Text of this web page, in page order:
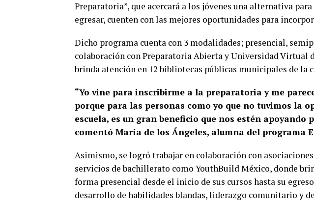
Preparatoria”, que acercará a los jóvenes una alternativa
egresar, cuenten con las mejores oportunidades para
Dicho programa cuenta con 3 modalidades; presencial,
colaboración con Preparatoria Abierta y Universidad Virtual
brinda atención en 12 bibliotecas públicas municipales de la
“Yo vine para inscribirme a la preparatoria y me
porque para las personas como yo que no tuvimos la
escuela, es un gran beneficio que nos estén apoyando
comentó María de los Ángeles, alumna del programa
Asimismo, se logró trabajar en colaboración con
servicios de bachillerato como YouthBuild México, donde
forma presencial desde el inicio de sus cursos hasta su
desarrollo de habilidades blandas, liderazgo comunitario y